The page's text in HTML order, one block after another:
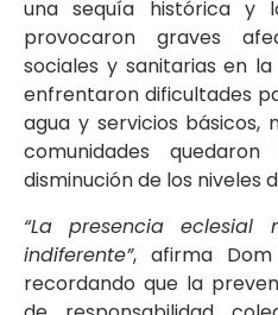
una sequía histórica y
provocaron graves
sociales y sanitarias en
enfrentaron dificultades
agua y servicios básicos,
comunidades
disminución de los niveles
“La presencia eclesial
indiferente”, afirma
recordando que la